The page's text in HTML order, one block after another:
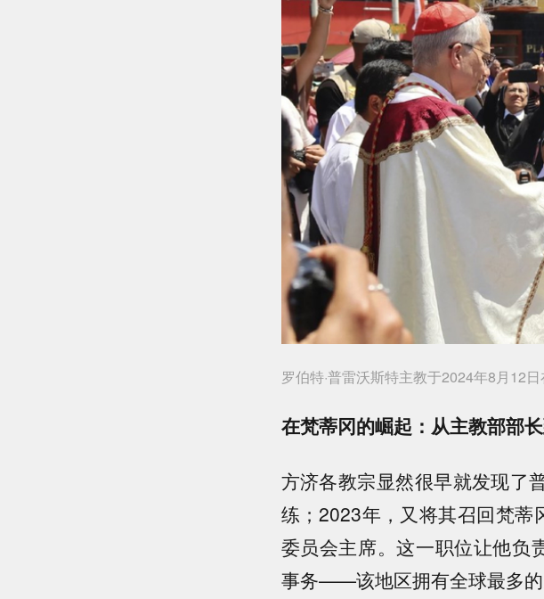
罗伯特·普雷沃斯特主教于2024年8月12
在梵蒂冈的崛起：从主教部部
方济各教宗显然很早就发现了
练；2023年，又将其召回梵蒂
委员会主席。这一职位让他负
事务——该地区拥有全球最多的